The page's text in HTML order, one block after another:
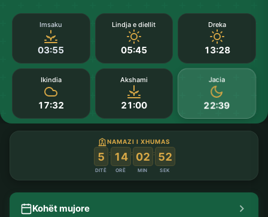
Imsaku
03:55
Lindja e diellit
05:45
Dreka
13:28
Ikindia
17:32
Akshami
21:00
Jacia
22:39
NAMAZI I XHUMAS
5
DITË
: 14
ORË
: 02
MIN
: 51
SEK
Kohët mujore